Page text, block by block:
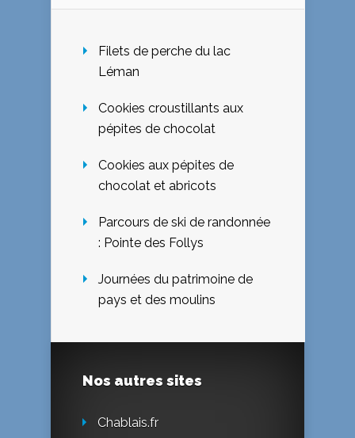
Filets de perche du lac
Léman
Cookies croustillants aux
pépites de chocolat
Cookies aux pépites de
chocolat et abricots
Parcours de ski de randonnée
: Pointe des Follys
Journées du patrimoine de
pays et des moulins
Nos autres sites
Chablais.fr